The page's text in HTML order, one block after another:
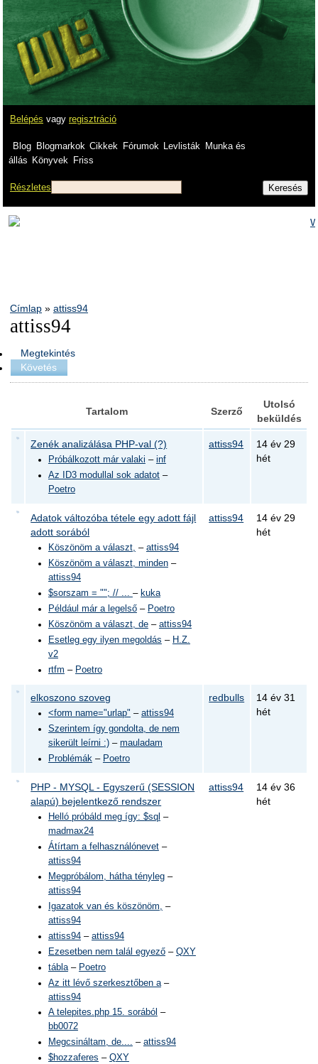
Belépés vagy regisztráció
Blog Blogmarkok Cikkek Fórumok Levlisták
Munka és
állás Könyvek Friss
Részletes
Címlap » attiss94
attiss94
Megtekintés
Követés
Tartalom Szerző
Utolsó
beküldés
Zenék analizálása PHP-val (?)
Próbálkozott már valaki – inf
Az ID3 modullal sok adatot–
Poetro
attiss94
14 év 29
hét
Adatok változóba tétele egy adott fájl
adott sorából
Köszönöm a választ, – attiss94
Köszönöm a választ, minden–
attiss94
$sorszam = ""; // ... – kuka
Például már a legelső– Poetro
Köszönöm a választ, de– attiss94
Esetleg egy ilyen megoldás – H.Z.
v2
rtfm – Poetro
attiss94
14 év 29
hét
elkoszono szoveg
<form name="urlap" – attiss94
Szerintem így gondolta, de nem
sikerült leírni :)– mauladam
Problémák– Poetro
redbulls
14 év 31
hét
PHP - MYSQL - Egyszerű (SESSION
alapú) bejelentkező rendszer
Helló próbáld meg így: $sql –
madmax24
Átírtam a felhasználónevet–
attiss94
Megpróbálom, hátha tényleg–
attiss94
Igazatok van és köszönöm, –
attiss94
attiss94– attiss94
Ezesetben nem talál egyező– QXY
tábla– Poetro
Az itt lévő szerkesztőben a–
attiss94
A telepites.php 15. sorából –
bb0072
Megcsináltam, de.... – attiss94
$hozzaferes – QXY
attiss94
14 év 36
hét